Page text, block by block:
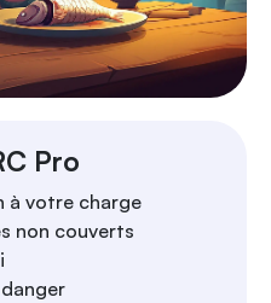
Pro
à votre charge
non couverts